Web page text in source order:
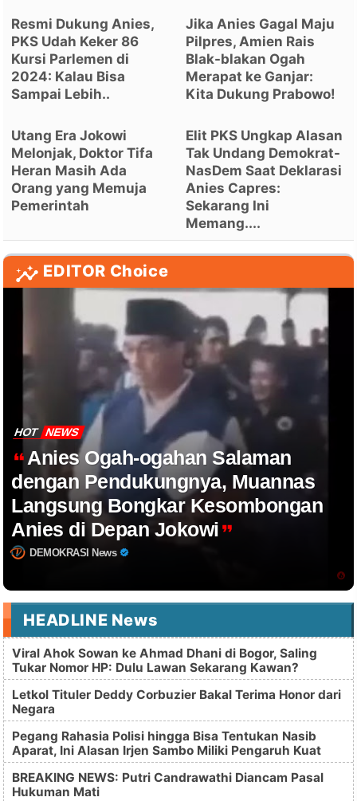
Resmi Dukung Anies,
PKS Udah Keker 86
Kursi Parlemen di
2024: Kalau Bisa
Sampai Lebih..
Jika Anies Gagal Maju
Pilpres, Amien Rais
Blak-blakan Ogah
Merapat ke Ganjar:
Kita Dukung Prabowo!
Utang Era Jokowi
Melonjak, Doktor Tifa
Heran Masih Ada
Orang yang Memuja
Pemerintah
Elit PKS Ungkap Alasan
Tak Undang Demokrat-
NasDem Saat Deklarasi
Anies Capres:
Sekarang Ini
Memang....
EDITOR Choice
HOT NEWS
Anies Ogah-ogahan Salaman
dengan Pendukungnya, Muannas
Langsung Bongkar Kesombongan
Anies di Depan Jokowi
DEMOKRASI News
HEADLINE News
Viral Ahok Sowan ke Ahmad Dhani di Bogor, Saling
Tukar Nomor HP: Dulu Lawan Sekarang Kawan?
Letkol Tituler Deddy Corbuzier Bakal Terima Honor dari
Negara
Pegang Rahasia Polisi hingga Bisa Tentukan Nasib
Aparat, Ini Alasan Irjen Sambo Miliki Pengaruh Kuat
BREAKING NEWS: Putri Candrawathi Diancam Pasal
Hukuman Mati